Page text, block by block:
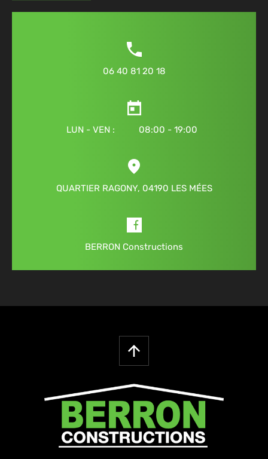
06 40 81 20 18
LUN - VEN : 08:00 - 19:00
QUARTIER RAGONY, 04190 LES MÉES
BERRON Constructions